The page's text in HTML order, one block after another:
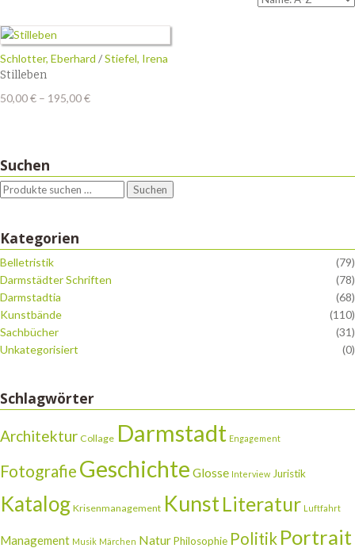
Schlotter, Eberhard /Stiefel, Irena
Stilleben
50,00€ – 195,00€Preisspanne:
Suchen
Suchen
Kategorien
Belletristik
(79)
Darmstädter Schriften
(78)
Darmstadtia
(68)
Kunstbände
(110)
Sachbücher
(31)
Unkategorisiert
(0)
Schlagwörter
Architektur Collage Darmstadt Engagement
Fotografie Geschichte Glosse Interview Juristik
Katalog Krisenmanagement KunstLiteratur Luftfahrt
Management Musik Märchen NaturPhilosophie Politik Portrait